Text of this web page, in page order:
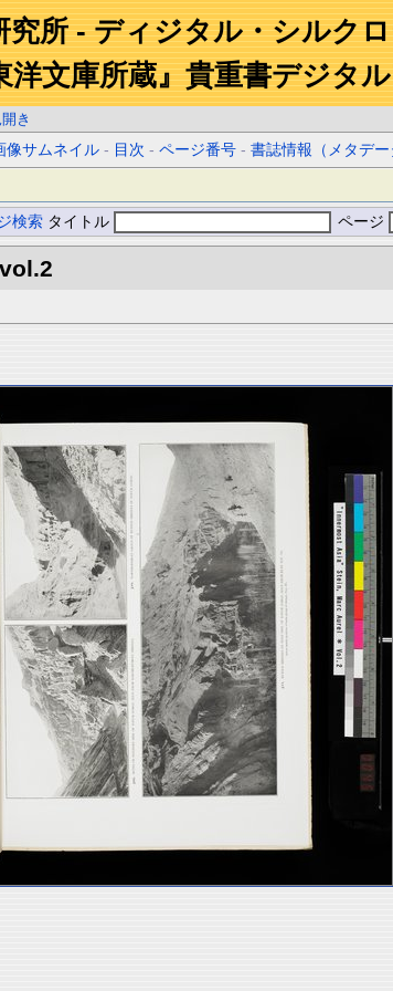
究所 - ディジタル・シルク
洋文庫所蔵』貴重書デジタ
き
像サムネイル - 目次 -ページ番号 -書誌情報（メタデー
検索 タイトル ページ